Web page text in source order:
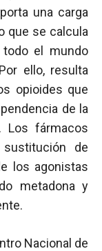
una carga
que se calcula
el mundo
ello, resulta
opioides que
de la
Los fármacos
de
los agonistas
metadona y
Nacional de